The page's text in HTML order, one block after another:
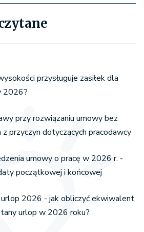
przysługuje zasiłek dla
2026?
przy rozwiązaniu umowy bez
przyczyn dotyczących pracodawcy
umowy o pracę w 2026 r. -
początkowej i końcowej
2026 - jak obliczyć ekwiwalent
urlop w 2026 roku?